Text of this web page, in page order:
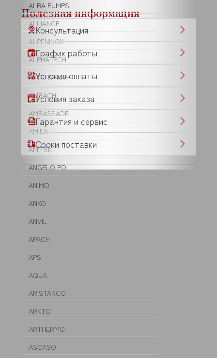
ALBA PUMPS
ALLIANCE
ALPENINOX
ALPHATECH
ALTO SHAAM
AMBACH
AMBASSADE
AMIKA
AMITEK
ANGELO PO
ANIMO
ANKO
ANVIL
APACH
APS
AQUA
ARISTARCO
ARKTO
ARTHERMO
ASCASO
Полезная информация
Консультация
График работы
Условия оплаты
Условия заказа
Гарантия и сервис
Сроки поставки